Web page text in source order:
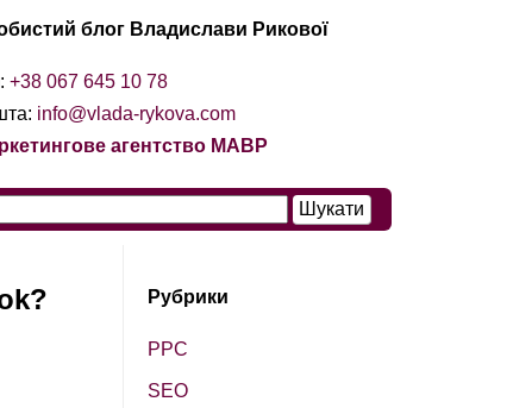
блог Владислави Рикової
+38 067 645 10 78
info@vlada-rykova.com
агентство МАВР
Рубрики
PPC
SEO